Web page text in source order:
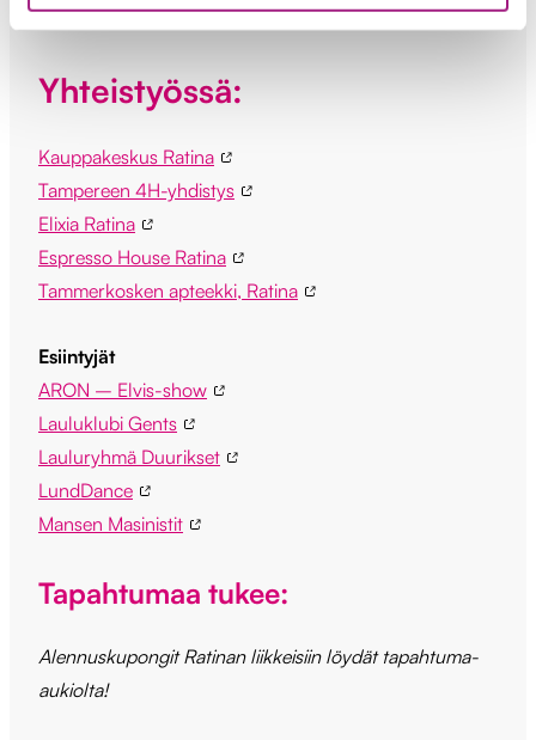
Yhteistyössä:
Kauppakeskus Ratina
Tampereen 4H-yhdistys
Elixia Ratina
Espresso House Ratina
Tammerkosken apteekki, Ratina
Esiintyjät
ARON – Elvis-show
Lauluklubi Gents
Lauluryhmä Duurikset
LundDance
Mansen Masinistit
Tapahtumaa tukee:
Alennuskupongit Ratinan liikkeisiin löydät tapahtuma-
aukiolta!